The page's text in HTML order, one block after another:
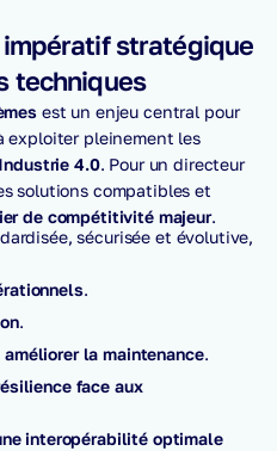
impératif stratégique
techniques
est un enjeu central pour
exploiter pleinement les
Industrie 4.0. Pour un directeur
solutions compatibles et
de compétitivité majeur.
sécurisée et évolutive,
.
.
la maintenance.
face aux
interopérabilité optimale